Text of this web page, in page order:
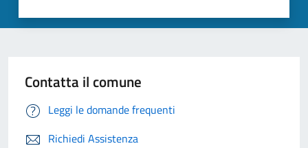
Contatta il comune
Leggi le domande frequenti
Richiedi Assistenza